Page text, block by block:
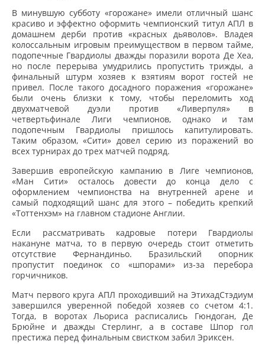
В минувшую субботу «горожане» имели отличный шанс
красиво и эффектно оформить чемпионский титул АПЛ в
домашнем дерби против «красных дьяволов». Владея
колоссальным игровым преимуществом в первом тайме,
подопечные Гвардиолы дважды поразили ворота Де Хеа,
но после перерыва умудрились пропустить трижды, а
финальный штурм хозяев к взятиям ворот гостей не
привел. После такого досадного поражения «горожане»
были очень близки к тому, чтобы переломить ход
двухматчевой дуэли против «Ливерпуля» в
четвертьфинале Лиги чемпионов, однако и там
подопечным Гвардиолы пришлось капитулировать.
Таким образом, «Сити» довел серию из поражений во
всех турнирах до трех матчей подряд.
Завершив европейскую кампанию в Лиге чемпионов,
«Ман Сити» осталось довести до конца дело с
оформлением чемпионства на внутренней арене и
самый подходящий шанс для этого – победить крепкий
«Тоттенхэм» на главном стадионе Англии.
Если рассматривать кадровые потери Гвардиолы
накануне матча, то в первую очередь стоит отметить
отсутствие Фернандиньо. Бразильский опорник
пропустит поединок со «шпорами» из-за перебора
горчичников.
Матч первого круга АПЛ проходивший на ЭтихадСтэдиум
завершился уверенной победой хозяев со счетом 4:1.
Тогда, в воротах Льориса расписались Гюндоган, Де
Брюйне и дважды Стерлинг, а в составе Шпор гол
престижа перед финальным свистком забил Эриксен.